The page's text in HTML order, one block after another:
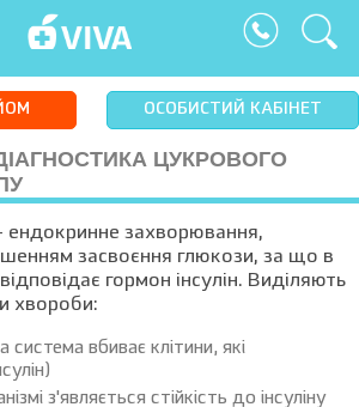
ОСОБИСТИЙ КАБІНЕТ
ЦУКРОВОГО
ендокринне захворювання,
засвоєння глюкози, за що в
гормон інсулін. Виділяють
хвороби:
система вбиває клітини, які
з'являється стійкість до інсуліну